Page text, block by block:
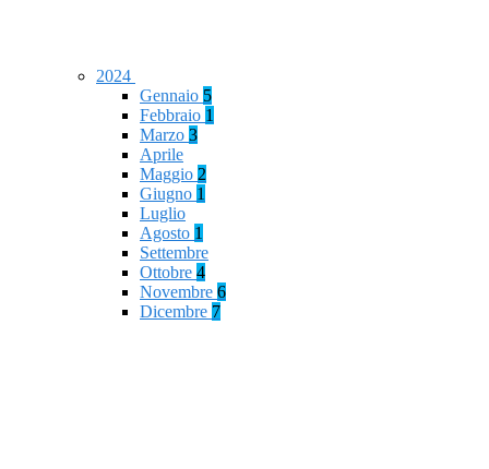
2024
Gennaio 5
Febbraio 1
Marzo 3
Aprile
Maggio 2
Giugno 1
Luglio
Agosto 1
Settembre
Ottobre 4
Novembre 6
Dicembre 7